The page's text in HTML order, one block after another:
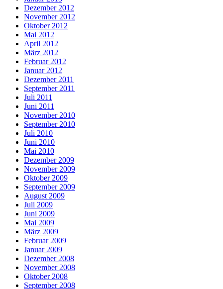
Dezember 2012
November 2012
Oktober 2012
Mai 2012
April 2012
März 2012
Februar 2012
Januar 2012
Dezember 2011
September 2011
Juli 2011
Juni 2011
November 2010
September 2010
Juli 2010
Juni 2010
Mai 2010
Dezember 2009
November 2009
Oktober 2009
September 2009
August 2009
Juli 2009
Juni 2009
Mai 2009
März 2009
Februar 2009
Januar 2009
Dezember 2008
November 2008
Oktober 2008
September 2008